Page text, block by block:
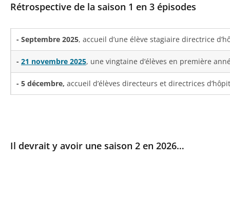
Rétrospective de la saison 1 en 3 épisodes
- Septembre 2025, accueil d’une élève stagiaire directrice
- 21 novembre 2025, une vingtaine d’élèves en première
- 5 décembre, accueil d’élèves directeurs et directrices
Il devrait y avoir une saison 2 en 2026…